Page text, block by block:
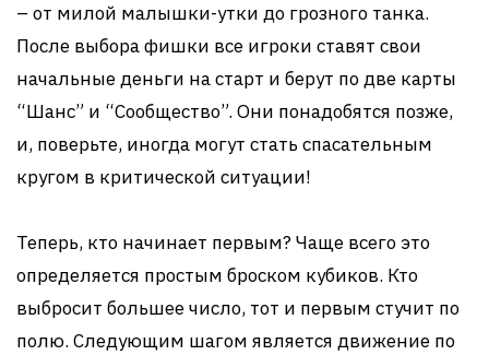
– от милой малышки-утки до грозного танка.
После выбора фишки все игроки ставят свои
начальные деньги на старт и берут по две карты
“Шанс” и “Сообщество”. Они понадобятся позже,
и, поверьте, иногда могут стать спасательным
кругом в критической ситуации!
Теперь, кто начинает первым? Чаще всего это
определяется простым броском кубиков. Кто
выбросит большее число, тот и первым стучит по
полю. Следующим шагом является движение по